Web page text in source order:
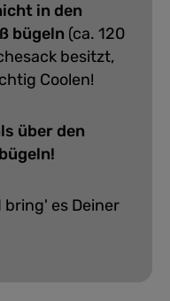
in den
bügeln (ca. 120
besitzt,
Coolen!
über den
bring' es Deiner